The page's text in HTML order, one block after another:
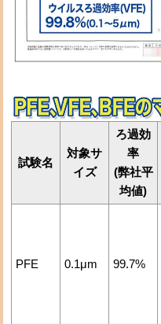
試験名
対象サ
イズ
ろ過効
率
(弊社平
均値)
PFE 0.1μm 99.7%